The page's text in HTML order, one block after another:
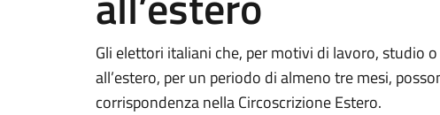
Gli elettori italiani che, per motivi di lavoro, studio
all’estero, per un periodo di almeno tre mesi,
corrispondenza nella Circoscrizione Estero.